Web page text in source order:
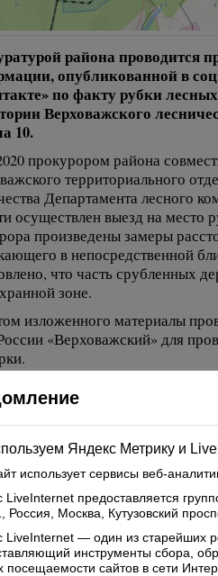
района проводится
опубликованной в
по факту рубки
Верховажского
10.
прокурором района
территориального
Департамента лесного
осуществлен выезд на место
произведены замеры
в непосредственной
что часть срубленных
зоне.
изложенного материалы
«Верховажский» для
(0)
комментарий
Яндекс Метрику и
использует сервисы веб-
LiveInternet предоставляется
Россия, Москва, Кутузовский
LiveInternet — один из старейших
инструменты сбора,
посещаемости сайтов в сети